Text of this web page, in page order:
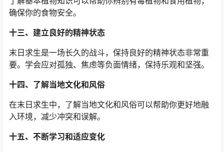
确保你的食物安全。
十三、建立良好的精神状态
末日求生是一场长久的战斗，保持良好的精神状态非常重
要。学会应对孤独、焦虑等负面情绪，保持乐观和坚强。
十四、了解当地文化和风俗
在末日求生中，了解当地文化和风俗可以帮助你更好地融
入环境，减少冲突和误解。
十五、不断学习和适应变化